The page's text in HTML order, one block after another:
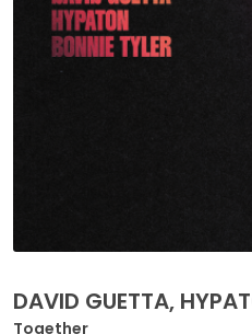
DAVID GUETTA,
Together